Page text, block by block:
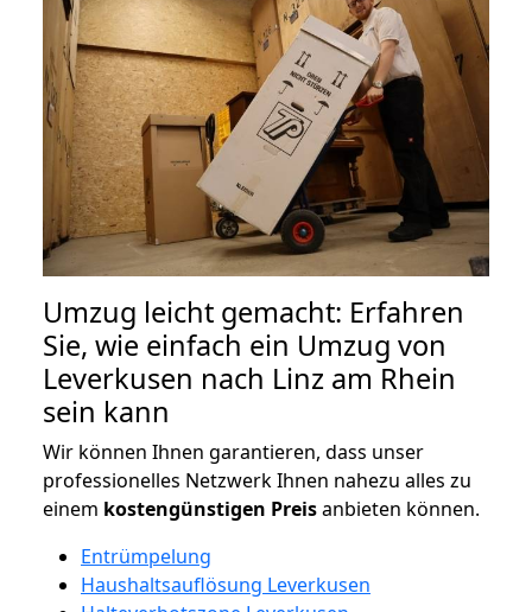
Umzug leicht gemacht: Erfahren
Sie, wie einfach ein Umzug von
Leverkusen nach Linz am Rhein
sein kann
Wir können Ihnen garantieren, dass unser
professionelles Netzwerk Ihnen nahezu alles zu
einem kostengünstigen Preisanbieten können.
Entrümpelung
Haushaltsauflösung Leverkusen